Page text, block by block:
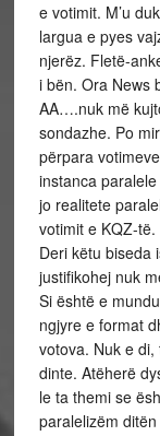
e votimit. M’u
largua e pyes
njerëz. Fletë-
i bën. Ora News
AA….nuk më
sondazhe. Po
përpara
instanca
jo realitete
votimit e KQZ-
Deri këtu biseda
justifikohej nuk
Si është e
ngjyre e format
votova. Nuk e
dinte. Atëherë
le ta themi se
paralelizëm